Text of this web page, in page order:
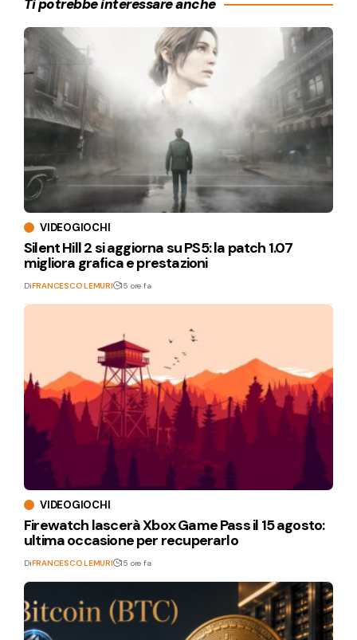
Ti potrebbe interessare anche
VIDEOGIOCHI
Silent Hill 2 si aggiorna su PS5: la patch 1.07
migliora grafica e prestazioni
DiFRANCESCO LEMURI 15 ore fa
VIDEOGIOCHI
Firewatch lascerà Xbox Game Pass il 15 agosto:
ultima occasione per recuperarlo
DiFRANCESCO LEMURI 15 ore fa